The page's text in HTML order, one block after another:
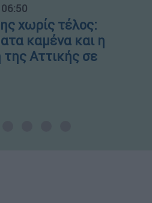
χωρίς τέλος:
καμένα και η
Αττικής σε